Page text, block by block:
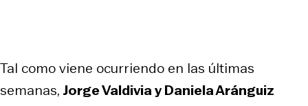
Tal como viene ocurriendo en las últimas
semanas, Jorge Valdivia y Daniela Aránguiz